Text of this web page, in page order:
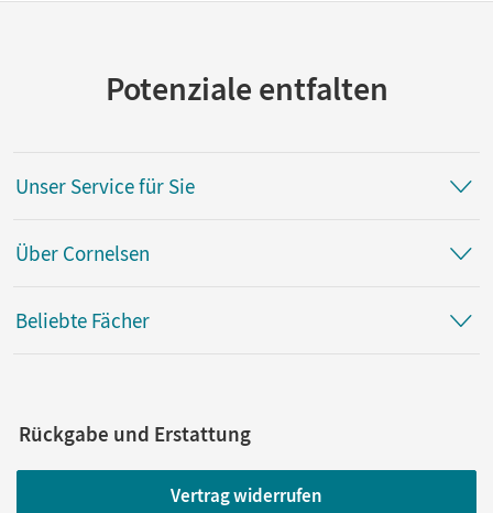
Potenziale entfalten
Unser Service für Sie
Über Cornelsen
Beliebte Fächer
Rückgabe und Erstattung
Vertrag widerrufen